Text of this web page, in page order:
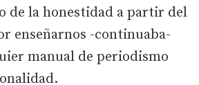
de la honestidad a partir del
enseñarnos -continuaba-
manual de periodismo